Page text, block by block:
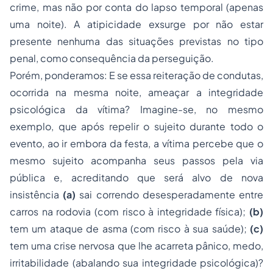
crime, mas não por conta do lapso temporal (apenas
uma noite). A atipicidade exsurge por não estar
presente nenhuma das situações previstas no tipo
penal, como consequência da perseguição.
Porém, ponderamos: E se essa reiteração de condutas,
ocorrida na mesma noite, ameaçar a integridade
psicológica da vítima? Imagine-se, no mesmo
exemplo, que após repelir o sujeito durante todo o
evento, ao ir embora da festa, a vítima percebe que o
mesmo sujeito acompanha seus passos pela via
pública e, acreditando que será alvo de nova
insistência (a) sai correndo desesperadamente entre
carros na rodovia (com risco à integridade física); (b)
tem um ataque de asma (com risco à sua saúde); (c)
tem uma crise nervosa que lhe acarreta pânico, medo,
irritabilidade (abalando sua integridade psicológica)?